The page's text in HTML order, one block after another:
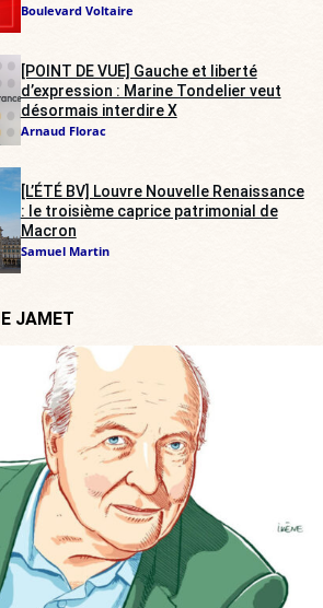
Boulevard Voltaire
[POINT DE VUE] Gauche et liberté
d’expression : Marine Tondelier veut
désormais interdire X
Arnaud Florac
[L’ÉTÉ BV] Louvre Nouvelle Renaissance
: le troisième caprice patrimonial de
Macron
Samuel Martin
JAMET